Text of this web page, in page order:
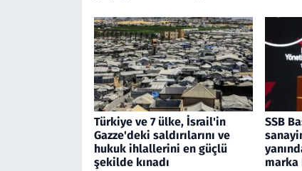
Türkiye ve 7 ülke, İsrail'in
Gazze'deki saldırılarını ve
hukuk ihlallerini en güçlü
şekilde kınadı
SSB